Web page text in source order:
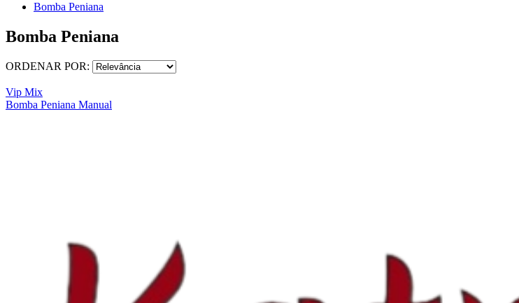
Bomba Peniana
Bomba Peniana
ORDENAR POR:
Vip Mix
Bomba Peniana Manual